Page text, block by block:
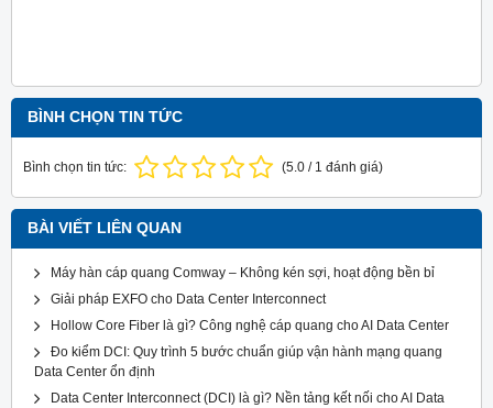
BÌNH CHỌN TIN TỨC
Bình chọn tin tức: (5.0 / 1 đánh giá)
BÀI VIẾT LIÊN QUAN
Máy hàn cáp quang Comway – Không kén sợi, hoạt động bền bỉ
Giải pháp EXFO cho Data Center Interconnect
Hollow Core Fiber là gì? Công nghệ cáp quang cho AI Data Center
Đo kiểm DCI: Quy trình 5 bước chuẩn giúp vận hành mạng quang
Data Center ổn định
Data Center Interconnect (DCI) là gì? Nền tảng kết nối cho AI Data